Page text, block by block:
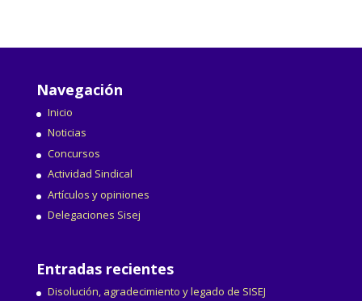
Navegación
Inicio
Noticias
Concursos
Actividad Sindical
Artículos y opiniones
Delegaciones Sisej
Entradas recientes
Disolución, agradecimiento y legado de SISEJ